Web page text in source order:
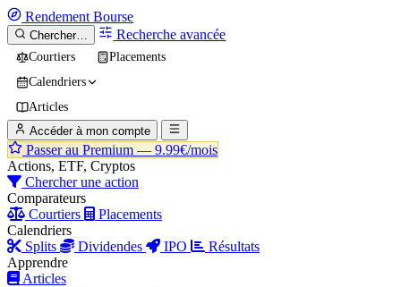
Rendement Bourse
Chercher… Recherche avancée
Courtiers
Placements
Calendriers
Articles
Accéder à mon compte
Passer au Premium — 9.99€/mois
Actions, ETF, Cryptos
Chercher une action
Comparateurs
Courtiers
Placements
Calendriers
Splits
Dividendes IPO
Résultats
Apprendre
Articles